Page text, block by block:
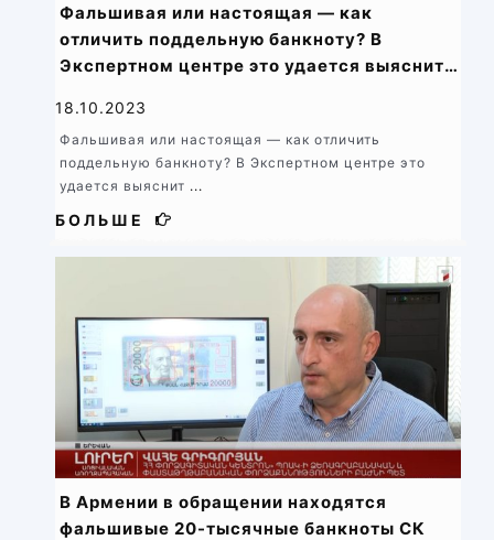
Фальшивая или настоящая — как
отличить поддельную банкноту? В
Экспертном центре это удается выяснить
18.10.2023
Фальшивая или настоящая — как отличить
поддельную банкноту? В Экспертном центре это
удается выяснит ...
БОЛЬШЕ
В Армении в обращении находятся
фальшивые 20-тысячные банкноты СК